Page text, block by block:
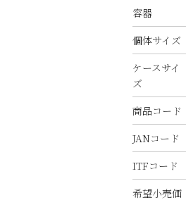
容器
個体サイズ
ケースサイ
ズ
商品コード
JANコード
ITFコード
希望小売価